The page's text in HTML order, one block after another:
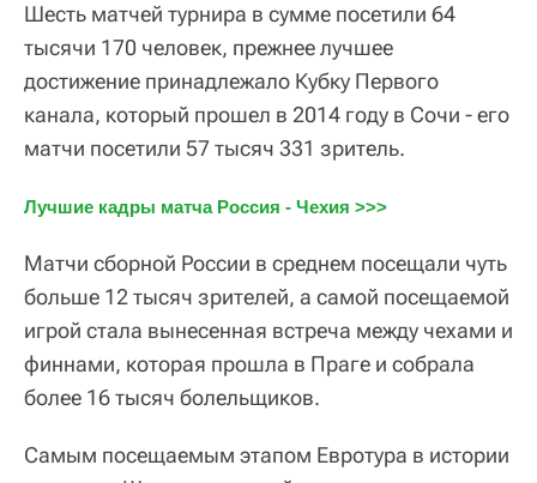
Шесть матчей турнира в сумме посетили 64
тысячи 170 человек, прежнее лучшее
достижение принадлежало Кубку Первого
канала, который прошел в 2014 году в Сочи - его
матчи посетили 57 тысяч 331 зритель.
Лучшие кадры матча Россия - Чехия >>>
Матчи сборной России в среднем посещали чуть
больше 12 тысяч зрителей, а самой посещаемой
игрой стала вынесенная встреча между чехами и
финнами, которая прошла в Праге и собрала
более 16 тысяч болельщиков.
Самым посещаемым этапом Евротура в истории